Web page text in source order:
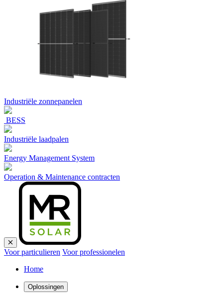
Industriële zonnepanelen
BESS
Industriële laadpalen
Energy Management System
Operation & Maintenance contracten
Voor particulieren Voor professionelen
Home
Oplossingen